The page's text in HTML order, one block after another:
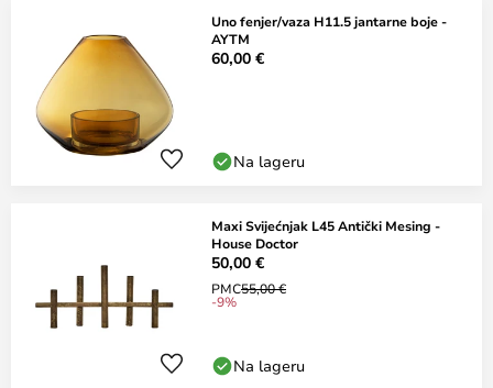
Uno fenjer/vaza H11.5 jantarne boje -
AYTM
60,00 €
Na lageru
Maxi Svijećnjak L45 Antički Mesing -
House Doctor
50,00 €
PMC55,00 €
-9%
Na lageru